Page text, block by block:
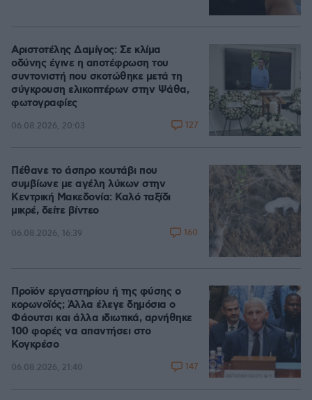
Αριστοτέλης Δαμίγος: Σε κλίμα
οδύνης έγινε η αποτέφρωση του
συντονιστή που σκοτώθηκε μετά τη
σύγκρουση ελικοπτέρων στην Ψάθα,
φωτογραφίες
06.08.2026, 20:03 127
Πέθανε το άσπρο κουτάβι που
συμβίωνε με αγέλη λύκων στην
Κεντρική Μακεδονία: Καλό ταξίδι
μικρέ, δείτε βίντεο
06.08.2026, 16:39 160
Προϊόν εργαστηρίου ή της φύσης ο
κορωνοϊός; Άλλα έλεγε δημόσια ο
Φάουτσι και άλλα ιδιωτικά, αρνήθηκε
100 φορές να απαντήσει στο
Κογκρέσο
06.08.2026, 21:40 147